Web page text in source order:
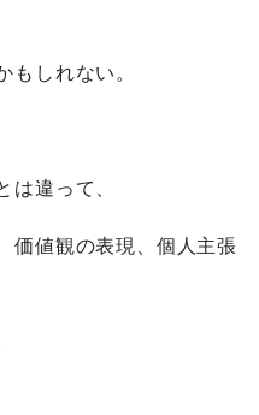
もしれない。
は違って、
価値観の表現、個人主張